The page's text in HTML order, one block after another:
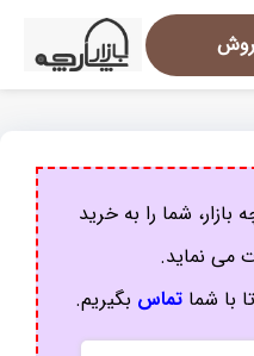
بازار، شما را به خرید
می نماید.
با شماتماس بگیریم.